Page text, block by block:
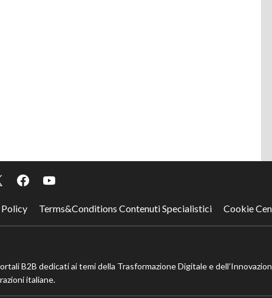
Terms&Conditions Contenuti Specialistici Cookie
B2B dedicati ai temi della Trasformazione Digitale e
italiane.